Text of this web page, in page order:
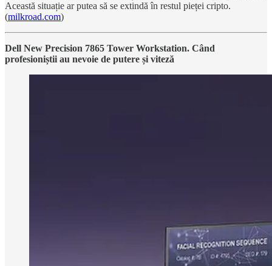
Această situație ar putea să se extindă în restul pieței cripto.
(milkroad.com)
Dell New Precision 7865 Tower Workstation. Când
profesioniștii au nevoie de putere și viteză